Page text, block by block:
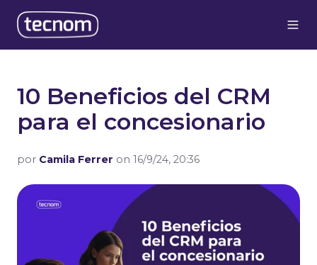
10 Beneficios del CRM
para el concesionario
por Camila Ferrer on 16/9/24, 20:36